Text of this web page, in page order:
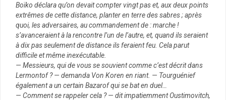
Boïko déclara qu’on devait compter vingt pas et, aux deux points
extrêmes de cette distance, planter en terre des sabres ; après
quoi, les adversaires, au commandement de : marche !
s’avanceraient à la rencontre l’un de l’autre, et, quand ils seraient
à dix pas seulement de distance ils feraient feu. Cela parut
difficile et même inexécutable.
— Messieurs, qui de vous se souvient comme c’est décrit dans
Lermontof ? — demanda Von Koren en riant. — Tourguénief
également a un certain Bazarof qui se bat en duel…
— Comment se rappeler cela ? — dit impatiemment Oustimovitch,